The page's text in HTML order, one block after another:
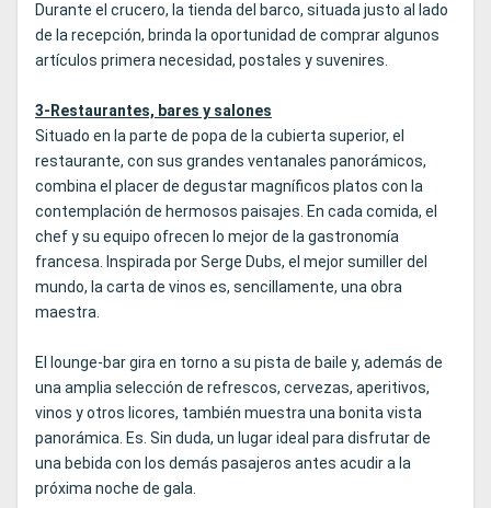
Durante el crucero, la tienda del barco, situada justo al lado
de la recepción, brinda la oportunidad de comprar algunos
artículos primera necesidad, postales y suvenires.
3-Restaurantes, bares y salones
Situado en la parte de popa de la cubierta superior, el
restaurante, con sus grandes ventanales panorámicos,
combina el placer de degustar magníficos platos con la
contemplación de hermosos paisajes. En cada comida, el
chef y su equipo ofrecen lo mejor de la gastronomía
francesa. Inspirada por Serge Dubs, el mejor sumiller del
mundo, la carta de vinos es, sencillamente, una obra
maestra.
El lounge-bar gira en torno a su pista de baile y, además de
una amplia selección de refrescos, cervezas, aperitivos,
vinos y otros licores, también muestra una bonita vista
panorámica. Es. Sin duda, un lugar ideal para disfrutar de
una bebida con los demás pasajeros antes acudir a la
próxima noche de gala.